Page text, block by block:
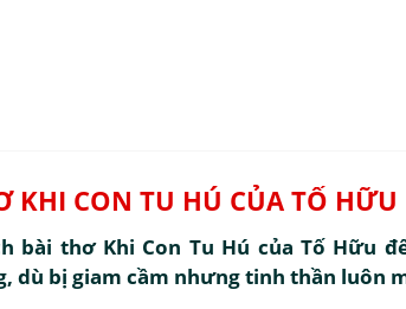
KHI CON TU HÚ CỦA TỐ HỮU
bài thơ Khi Con Tu Hú của Tố Hữu
dù bị giam cầm nhưng tinh thần luôn